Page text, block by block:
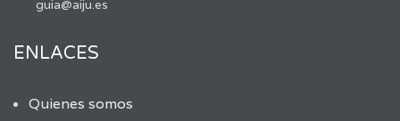
guia@aiju.es
ENLACES
Quienes somos